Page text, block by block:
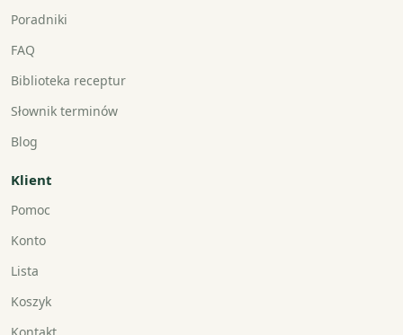
Poradniki
FAQ
Biblioteka receptur
Słownik terminów
Blog
Klient
Pomoc
Konto
Lista
Koszyk